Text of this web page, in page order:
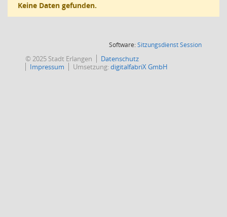
Keine Daten gefunden.
Software:SitzungsdienstSession(Wird in
© 2025 Stadt Erlangen
Datenschutz
Impressum
Umsetzung:digitalfabriX GmbH